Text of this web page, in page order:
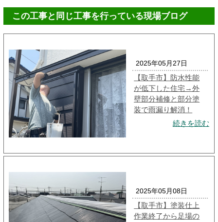
この工事と同じ工事を行っている現場ブログ
2025年05月27日
【取手市】防水性能
が低下した住宅→外
壁部分補修と部分塗
装で雨漏り解消！
続きを読む
2025年05月08日
【取手市】塗装仕上
作業終了から足場の